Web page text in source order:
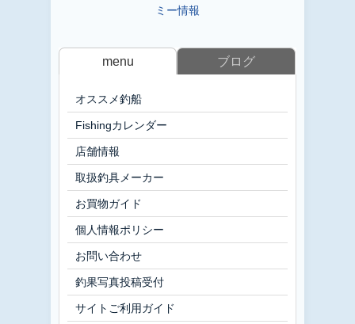
ミー情報
menu ブログ
オススメ釣船
Fishingカレンダー
店舗情報
取扱釣具メーカー
お買物ガイド
個人情報ポリシー
お問い合わせ
釣果写真投稿受付
サイトご利用ガイド